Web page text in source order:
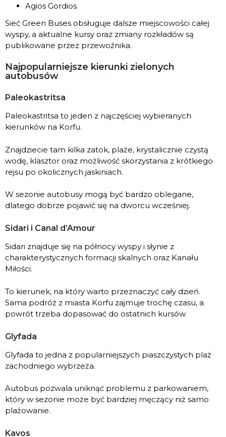
Agios Gordios.
Sieć Green Buses obsługuje dalsze miejscowości całej
wyspy, a aktualne kursy oraz zmiany rozkładów są
publikowane przez przewoźnika.
Najpopularniejsze kierunki zielonych
autobusów
Paleokastritsa
Paleokastritsa to jeden z najczęściej wybieranych
kierunków na Korfu.
Znajdziecie tam kilka zatok, plaże, krystalicznie czystą
wodę, klasztor oraz możliwość skorzystania z krótkiego
rejsu po okolicznych jaskiniach.
W sezonie autobusy mogą być bardzo oblegane,
dlatego dobrze pojawić się na dworcu wcześniej.
Sidari i Canal d’Amour
Sidari znajduje się na północy wyspy i słynie z
charakterystycznych formacji skalnych oraz Kanału
Miłości.
To kierunek, na który warto przeznaczyć cały dzień.
Sama podróż z miasta Korfu zajmuje trochę czasu, a
powrót trzeba dopasować do ostatnich kursów.
Glyfada
Glyfada to jedna z popularniejszych piaszczystych plaż
zachodniego wybrzeża.
Autobus pozwala uniknąć problemu z parkowaniem,
który w sezonie może być bardziej męczący niż samo
plażowanie.
Kavos